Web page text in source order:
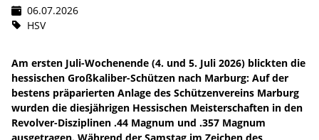
06.07.2026
HSV
Am ersten Juli-Wochenende (4. und 5. Juli 2026) blickten die
hessischen Großkaliber-Schützen nach Marburg: Auf der
bestens präparierten Anlage des Schützenvereins Marburg
wurden die diesjährigen Hessischen Meisterschaften in den
Revolver-Disziplinen .44 Magnum und .357 Magnum